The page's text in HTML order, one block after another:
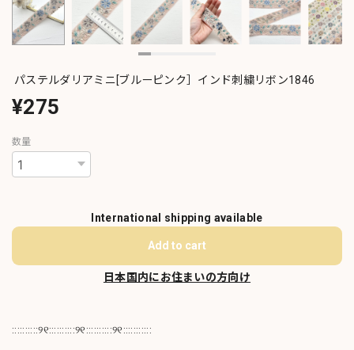
パステルダリアミニ[ブルーピンク］インド刺繍リボン1846
¥275
数量
International shipping available
Add to cart
日本国内にお住まいの方向け
::::::::::୨୧::::::::::୨୧::::::::::୨୧:::::::::::